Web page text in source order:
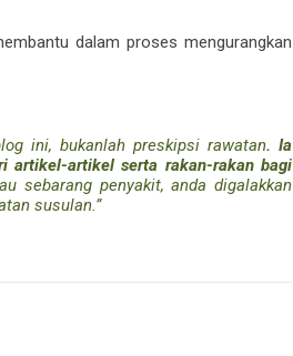
dalam proses mengurangkan
ini, bukanlah preskipsi rawatan. Ia
artikel-artikel serta rakan-rakan bagi
sebarang penyakit, anda digalakkan
susulan.”